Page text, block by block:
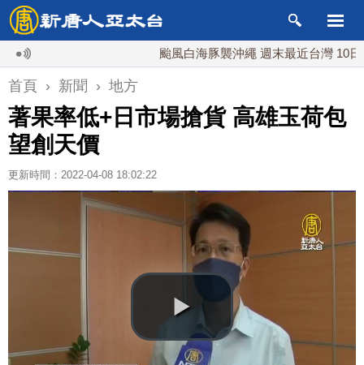
颱風白海豚襲沖繩 週末最近台灣 10日登陸
首頁 › 新聞 › 地方
著果率低+日市場搶貨 高雄玉荷包
望創天價
更新時間：2022-04-08 18:02:22